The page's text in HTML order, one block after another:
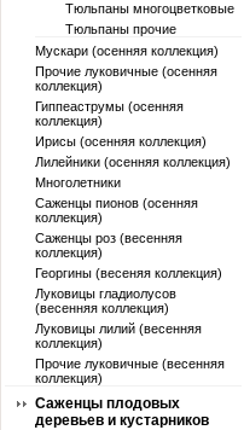
Тюльпаны многоцветковые
Тюльпаны прочие
Мускари (осенняя коллекция)
Прочие луковичные (осенняя
коллекция)
Гиппеаструмы (осенняя
коллекция)
Ирисы (осенняя коллекция)
Лилейники (осенняя коллекция)
Многолетники
Саженцы пионов (осенняя
коллекция)
Саженцы роз (весенняя
коллекция)
Георгины (весеняя коллекция)
Луковицы гладиолусов
(весенняя коллекция)
Луковицы лилий (весенняя
коллекция)
Прочие луковичные (весенняя
коллекция)
Саженцы плодовых
деревьев и кустарников